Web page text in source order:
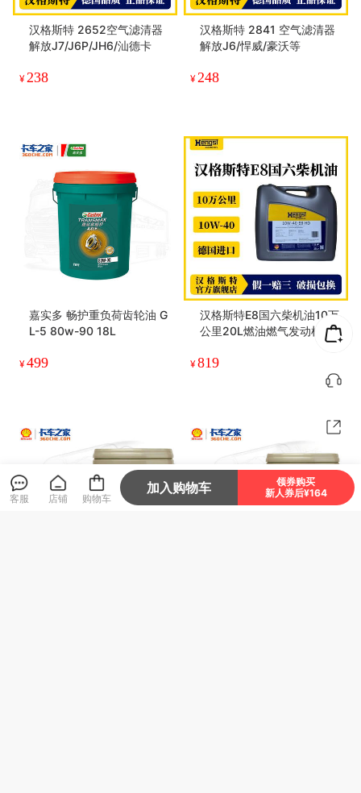
汉格斯特 2652空气滤清器
解放J7/J6P/JH6/汕德卡
¥238
汉格斯特 2841 空气滤清器
解放J6/悍威/豪沃等
¥248
嘉实多 畅护重负荷齿轮油 G
L-5 80w-90 18L
¥499
汉格斯特E8国六柴机油10万
公里20L燃油燃气发动机通
¥819
客服 店铺 购物车
加入购物车
领券购买
新人券后¥164